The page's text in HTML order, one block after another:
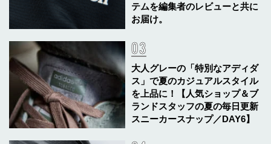
テムを編集者のレビューと共に
お届け。
大人グレーの「特別なアディダ
ス」で夏のカジュアルスタイル
を上品に！【人気ショップ＆ブ
ランドスタッフの夏の毎日更新
スニーカースナップ／DAY6】